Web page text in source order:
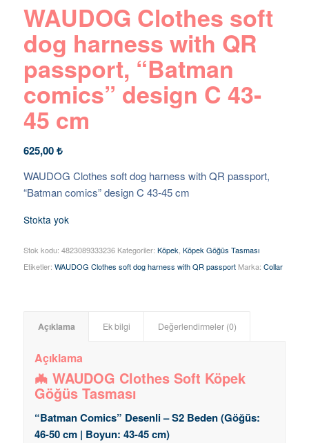
WAUDOG Clothes soft
dog harness with QR
passport, “Batman
comics” design C 43-
45 cm
625,00₺
WAUDOG Clothes soft dog harness with QR passport,
“Batman comics” design C 43-45 cm
Stokta yok
Stok kodu: 4823089333236 Kategoriler: Köpek Köpek Göğüs Tasması
Etiketler: WAUDOG Clothes soft dog harness with QR passport Marka: Collar
Açıklama Ek bilgi Değerlendirmeler (0)
Açıklama
🦇 WAUDOG Clothes Soft Köpek
Göğüs Tasması
“Batman Comics” Desenli – S2 Beden (Göğüs:
46-50 cm | Boyun: 43-45 cm)